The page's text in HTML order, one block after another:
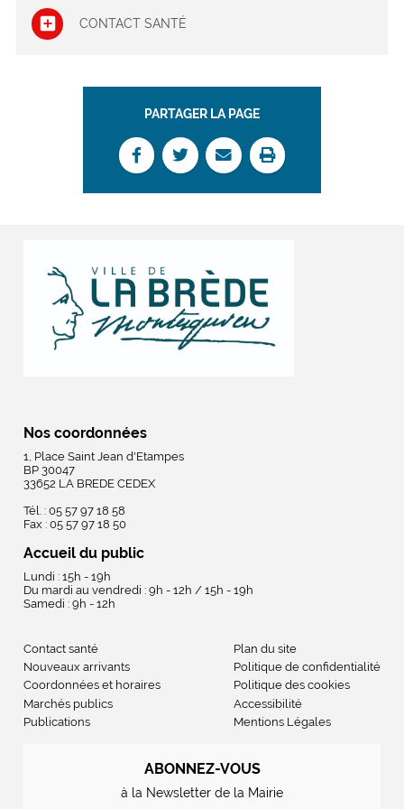
CONTACT SANTÉ
PARTAGER LA PAGE
Nos coordonnées
1, Place Saint Jean d'Etampes
BP 30047
33652 LA BREDE CEDEX
Tél. : 05 57 97 18 58
Fax : 05 57 97 18 50
Accueil du public
Lundi : 15h - 19h
Du mardi au vendredi : 9h - 12h / 15h - 19h
Samedi : 9h - 12h
Contact santé
Nouveaux arrivants
Coordonnées et horaires
Marchés publics
Publications
Plan du site
Politique de confidentialité
Politique des cookies
Accessibilité
Mentions Légales
ABONNEZ-VOUS
à la Newsletter de la Mairie